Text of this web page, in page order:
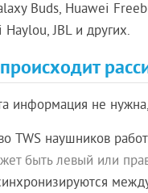
Buds, Huawei
Haylou, JBL и других.
информация не
TWS наушников
быть левый или